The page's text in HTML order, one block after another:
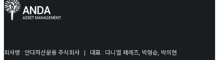
회사명 : 안다자산운용 주식회사 | 대표 : 다니엘 페레즈, 박형순, 박의현